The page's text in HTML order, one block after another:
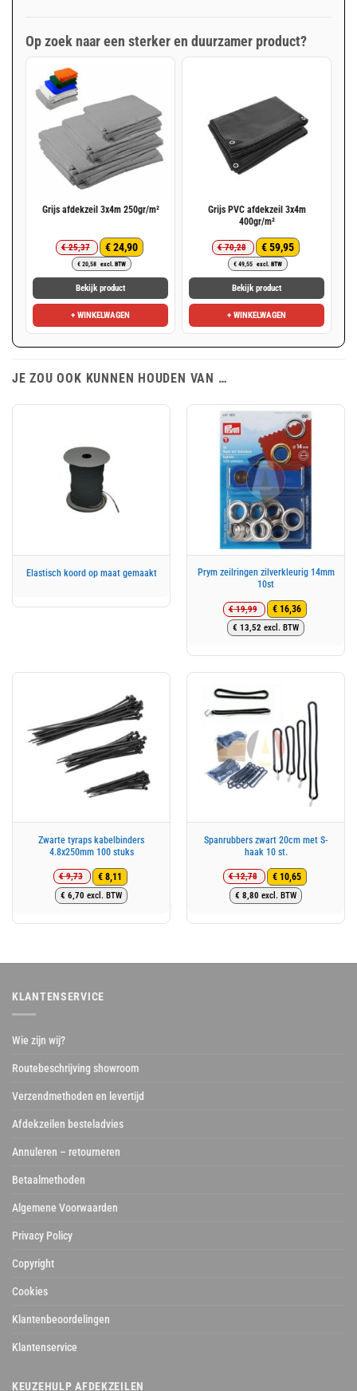
Op zoek naar een sterker en duurzamer product?
Grijs afdekzeil 3x4m 250gr/m²
€25,37
Oorspronkelijke
prijs
was:
€ 25,37.
€24,90
Huidige
prijs
is:
€ 24,90.
€20,58 excl. BTW
Bekijk product
+ WINKELWAGEN
Grijs PVC afdekzeil 3x4m
400gr/m²
€70,28
Oorspronkelijke
prijs
was:
€ 70,28.
€59,95
Huidige
prijs
is:
€ 59,95.
€49,55 excl. BTW
Bekijk product
+ WINKELWAGEN
JE ZOU OOK KUNNEN HOUDEN VAN …
Elastisch koord op maat gemaakt
Prym zeilringen zilverkleurig 14mm
10st
€19,99
Oorspronkelijke
prijs
€ 19,99.
€ 16,36
Huidige
prijs
€ 16,36.
€ 13,52 excl. BTW
Zwarte tyraps kabelbinders
4.8x250mm 100 stuks
€9,73
Oorspronkelijke
prijs
€ 9,73.
€ 8,11
Huidige
prijs
€ 8,11.
€ 6,70 excl. BTW
Spanrubbers zwart 20cm met S-
haak 10 st.
€12,78
Oorspronkelijke
prijs
€ 12,78.
€ 10,65
Huidige
prijs
€ 10,65.
€ 8,80 excl. BTW
KLANTENSERVICE
Wie zijn wij?
Routebeschrijving showroom
Verzendmethoden en levertijd
Afdekzeilen besteladvies
Annuleren – retourneren
Betaalmethoden
Algemene Voorwaarden
Privacy Policy
Copyright
Cookies
Klantenbeoordelingen
Klantenservice
KEUZEHULP AFDEKZEILEN